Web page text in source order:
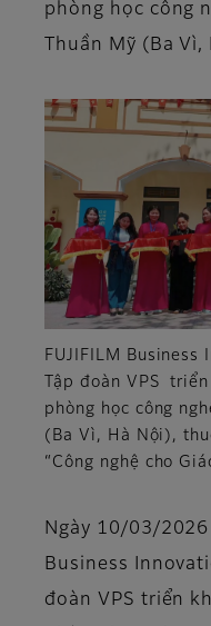
phòng học công
Thuần Mỹ (Ba Vì,
FUJIFILM
Tập đoàn VPS
phòng học công
(Ba Vì, Hà Nội),
“Công nghệ cho
Ngày 10/03/2026
Business
đoàn VPS triển